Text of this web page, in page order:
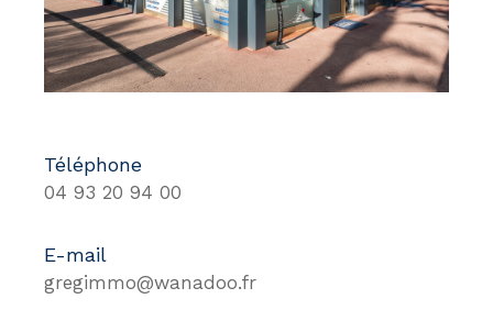
Téléphone
04 93 20 94 00
E-mail
gregimmo@wanadoo.fr